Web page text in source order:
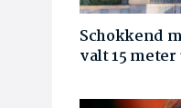
Schokkend
valt 15